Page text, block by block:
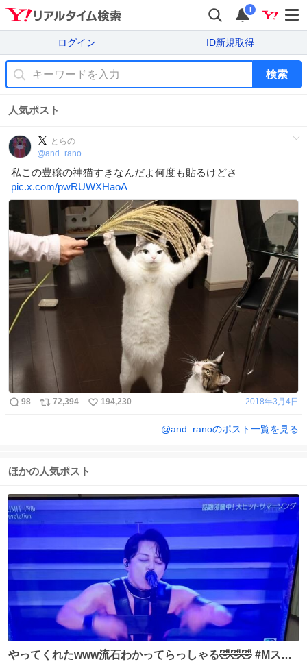
i
ログイン ID新規取得
検索
人気ポスト
とらの
@and_rano
私この豊穣の神猫すきなんだよ何度も貼るけどさ
pic.x.com/pwRUWXHaoA
98 72,394 194,230 2018年3月4日
@and_ranoのポスト一覧を見る
ほかの人気ポスト
やってくれたwww流石わかってらっしゃる🤣🤣🤣 #Mステ